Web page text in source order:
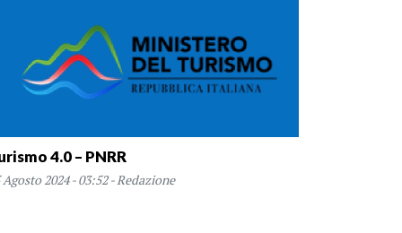
4.0 – PNRR
Agosto 2024 - 03:52 - Redazione